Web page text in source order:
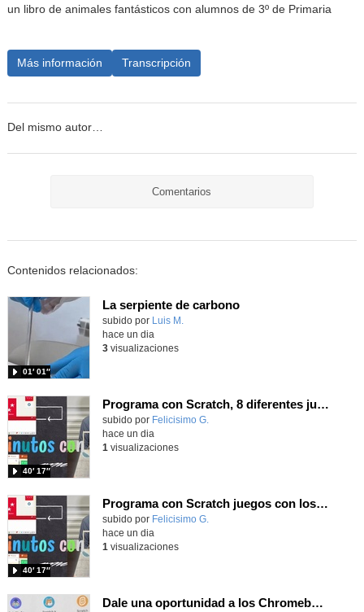
un libro de animales fantásticos con alumnos de 3º de Primaria
Más información Transcripción
Del mismo autor…
Comentarios
Contenidos relacionados:
La serpiente de carbono
Contenido educativo.
subido por Luis M.
01′ 01″
hace un dia
3visualizaciones
Programa con Scratch, 8 diferentes juegos para vivir la emoción de los partidos de España en el mundial 2026
Contenido educativo.
subido por Felicisimo G.
40′ 17″
hace un dia
1 visualizaciones
Programa con Scratch juegos con los partidos del mundial 2026 ganados por España
Contenido educativo.
subido por Felicisimo G.
40′ 17″
hace un dia
1 visualizaciones
Dale una oportunidad a los Chromebooks y utiliza un proyector para realizar talleres si no tienes pantallas táctiles